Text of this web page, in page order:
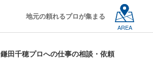
地元の頼れるプロが集まる
AREA
鎌田千穂プロへの仕事の相談・依頼